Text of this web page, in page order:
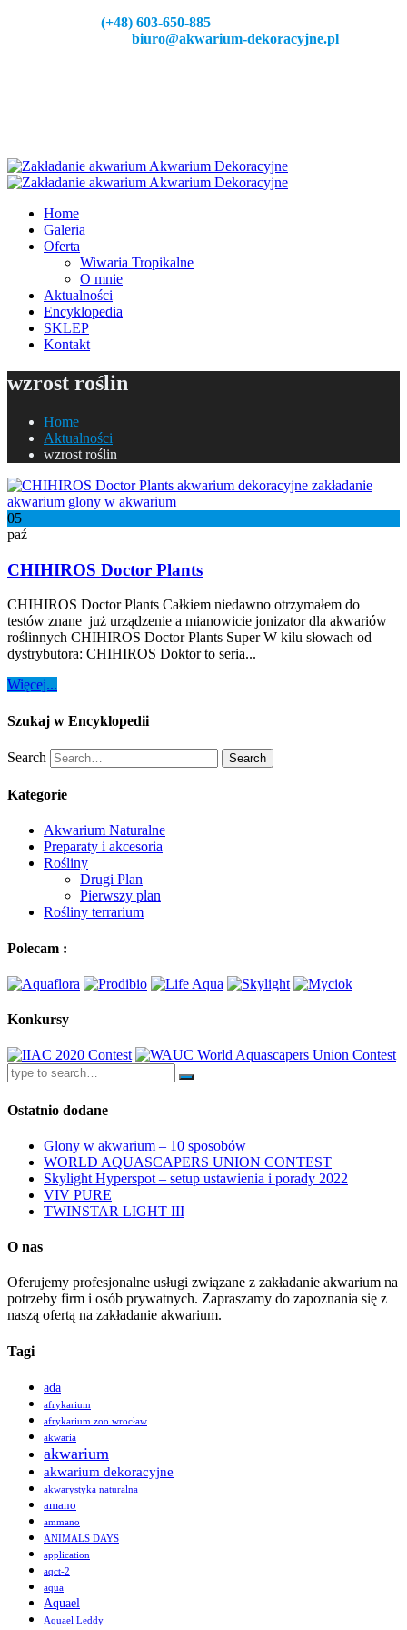
(+48) 603-650-885
biuro@akwarium-dekoracyjne.pl
Home
Galeria
Oferta
Wiwaria Tropikalne
O mnie
Aktualności
Encyklopedia
SKLEP
Kontakt
wzrost roślin
Home
Aktualności
wzrost roślin
05
paź
CHIHIROS Doctor Plants
CHIHIROS Doctor Plants Całkiem niedawno otrzymałem do
testów znane już urządzenie a mianowicie jonizator dla akwariów
roślinnych CHIHIROS Doctor Plants Super W kilu słowach od
dystrybutora: CHIHIROS Doktor to seria...
Więcej...
Szukaj w Encyklopedii
Search Search
Kategorie
Akwarium Naturalne
Preparaty i akcesoria
Rośliny
Drugi Plan
Pierwszy plan
Rośliny terrarium
Polecam :
Konkursy
Ostatnio dodane
Glony w akwarium – 10 sposobów
WORLD AQUASCAPERS UNION CONTEST
Skylight Hyperspot – setup ustawienia i porady 2022
VIV PURE
TWINSTAR LIGHT III
O nas
Oferujemy profesjonalne usługi związane z zakładanie akwarium na
potrzeby firm i osób prywatnych. Zapraszamy do zapoznania się z
naszą ofertą na zakładanie akwarium.
Tagi
ada
afrykarium
afrykarium zoo wrocław
akwaria
akwarium
akwarium dekoracyjne
akwarystyka naturalna
amano
ammano
ANIMALS DAYS
application
aqct-2
aqua
Aquael
Aquael Leddy